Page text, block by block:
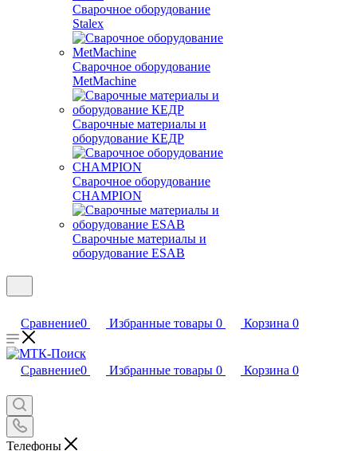
Сварочное оборудование
Stalex
Сварочное оборудование
MetMachine
Сварочные материалы и
оборудование КЕДР
Сварочное оборудование
CHAMPION
Сварочные материалы и
оборудование ESAB
Сравнение0 Избранные товары 0 Корзина 0
Сравнение0 Избранные товары 0 Корзина 0
Телефоны